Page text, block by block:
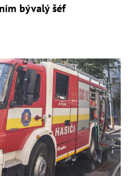
bývalý šéf